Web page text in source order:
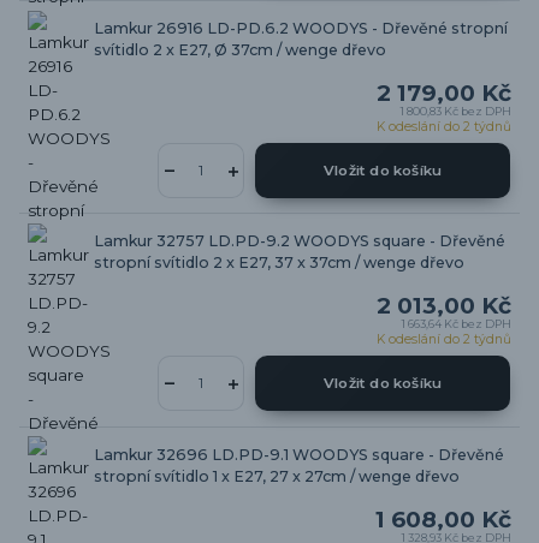
Lamkur 26916 LD-PD.6.2 WOODYS - Dřevěné stropní
svítidlo 2 x E27, Ø 37cm / wenge dřevo
2 179,00 Kč
1 800,83 Kč bez DPH
K odeslání do 2 týdnů
Vložit do košíku
Lamkur 32757 LD.PD-9.2 WOODYS square - Dřevěné
stropní svítidlo 2 x E27, 37 x 37cm / wenge dřevo
2 013,00 Kč
1 663,64 Kč bez DPH
K odeslání do 2 týdnů
Vložit do košíku
Lamkur 32696 LD.PD-9.1 WOODYS square - Dřevěné
stropní svítidlo 1 x E27, 27 x 27cm / wenge dřevo
1 608,00 Kč
1 328,93 Kč bez DPH